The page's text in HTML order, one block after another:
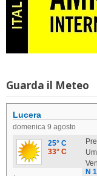
Guarda il Meteo